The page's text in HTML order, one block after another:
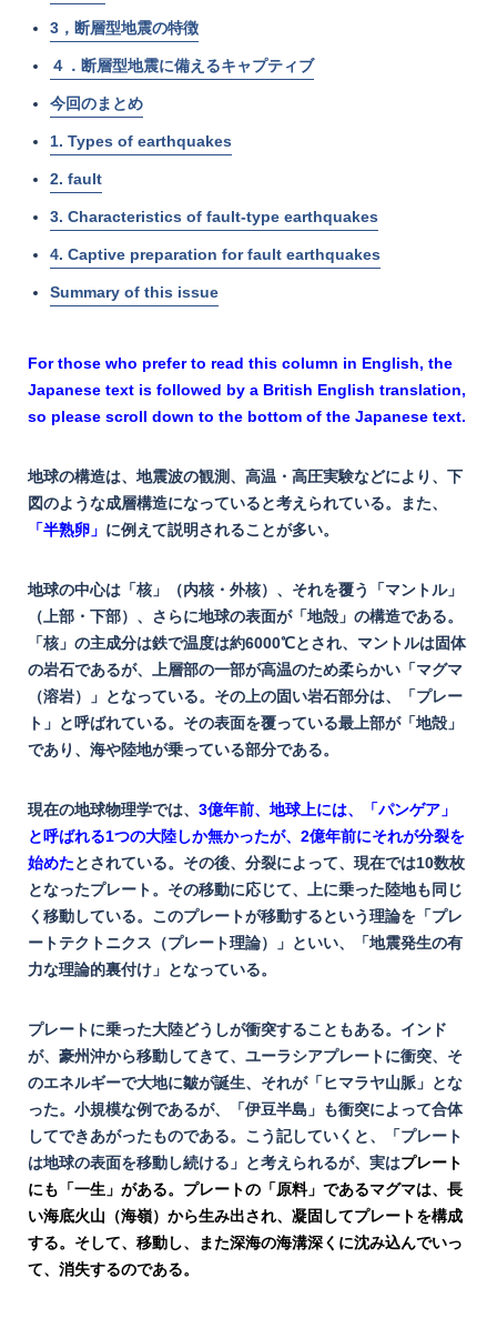
3，断層型地震の特徴
４．断層型地震に備えるキャプティブ
今回のまとめ
1. Types of earthquakes
2. fault
3. Characteristics of fault-type earthquakes
4. Captive preparation for fault earthquakes
Summary of this issue
For those who prefer to read this column in English, the
Japanese text is followed by a British English translation,
so please scroll down to the bottom of the Japanese text.
地球の構造は、 地震波の観測、高温・高圧実験などにより、下
図のような成層構造になっていると考えられている。また、
「半熟卵」 に例えて説明されることが多い。
地球の中心は「核」（内核・外核）、それを覆う「マントル」
（上部・下部）、さらに地球の表面が「地殻」の構造である。
「核」の主成分は鉄で温度は約6000℃とされ、マントルは固体
の岩石であるが、上層部の一部が高温のため柔らかい「マグマ
（溶岩）」となっている。その上の固い岩石部分は、「プレー
ト」と呼ばれている。その表面を覆っている最上部が「地殻」
であり、海や陸地が乗っている部分である。
現在の地球物理学では、 3億年前、地球上には、「パンゲア」
と呼ばれる1つの大陸しか無かったが、2億年前にそれが分裂を
始めたとされている。その後、分裂によって、現在では10数枚
となったプレート。その移動に応じて、上に乗った陸地も同じ
く移動している。このプレートが移動するという理論を「プレ
ートテクトニクス（プレート理論）」といい、「地震発生の有
力な理論的裏付け」となっている。
プレートに乗った大陸どうしが衝突することもある。インド
が、豪州沖から移動してきて、ユーラシアプレートに衝突、そ
のエネルギーで大地に皺が誕生、それが「ヒマラヤ山脈」とな
った。小規模な例であるが、「伊豆半島」も衝突によって合体
してできあがったものである。こう記していくと、「プレート
は地球の表面を移動し続ける」と考えられるが、実はプレート
にも「一生」がある。プレートの「原料」であるマグマは、長
い海底火山（海嶺）から生み出され、凝固してプレートを構成
する。そして、移動し、また深海の海溝深くに沈み込んでいっ
て、消失するのである。